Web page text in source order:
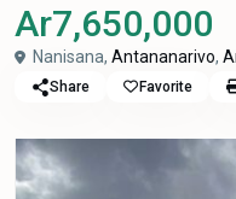
Ar7,650,000
Nanisana, Antananarivo,
Share Favorite